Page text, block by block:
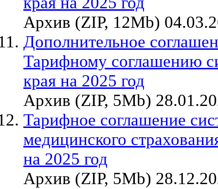
Архив (ZIP, 12Mb)
Дополнительное
Тарифному соглашению
края на 2025 год
Архив (ZIP, 5Mb)
Тарифное соглашение
медицинского
на 2025 год
Архив (ZIP, 5Mb)